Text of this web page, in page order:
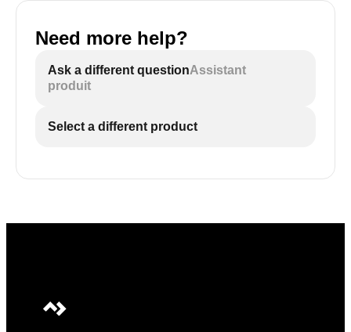
Need more help?
Ask a different questionAssistant
produit
Select a different product